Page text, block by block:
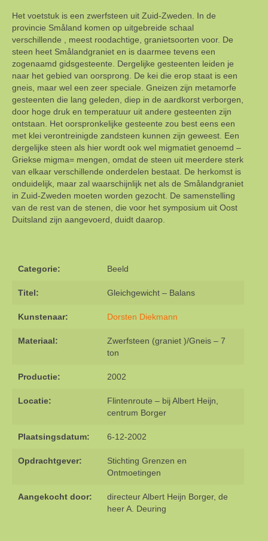
Het voetstuk is een zwerfsteen uit Zuid-Zweden. In de
provincie Småland komen op uitgebreide schaal
verschillende , meest roodachtige, granietsoorten voor. De
steen heet Smålandgraniet en is daarmee tevens een
zogenaamd gidsgesteente. Dergelijke gesteenten leiden je
naar het gebied van oorsprong. De kei die erop staat is een
gneis, maar wel een zeer speciale. Gneizen zijn metamorfe
gesteenten die lang geleden, diep in de aardkorst verborgen,
door hoge druk en temperatuur uit andere gesteenten zijn
ontstaan. Het oorspronkelijke gesteente zou best eens een
met klei verontreinigde zandsteen kunnen zijn geweest. Een
dergelijke steen als hier wordt ook wel migmatiet genoemd –
Griekse migma= mengen, omdat de steen uit meerdere sterk
van elkaar verschillende onderdelen bestaat. De herkomst is
onduidelijk, maar zal waarschijnlijk net als de Smålandgraniet
in Zuid-Zweden moeten worden gezocht. De samenstelling
van de rest van de stenen, die voor het symposium uit Oost
Duitsland zijn aangevoerd, duidt daarop.
Categorie: Beeld
Titel: Gleichgewicht – Balans
Kunstenaar: Dorsten Diekmann
Materiaal:
Zwerfsteen (graniet )/Gneis – 7
ton
Productie: 2002
Locatie:
Flintenroute – bij Albert Heijn,
centrum Borger
Plaatsingsdatum: 6-12-2002
Opdrachtgever:
Stichting Grenzen en
Ontmoetingen
Aangekocht door:
directeur Albert Heijn Borger, de
heer A. Deuring